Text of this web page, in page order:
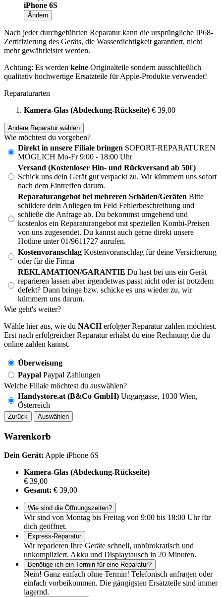
iPhone 6S
Ändern
Nach jeder durchgeführten Reparatur kann die ursprüngliche IP68-
Zertifizierung des Geräts, die Wasserdichtigkeit garantiert, nicht
mehr gewährleistet werden.
Achtung: Es werden keine Originalteile sondern ausschließlich
qualitativ hochwertige Ersatzteile für Apple-Produkte verwendet!
Reparaturarten
Kamera-Glas (Abdeckung-Rückseite) € 39,00
Andere Reparatur wählen
Wie möchtest du vorgehen?
Direkt in unsere Filiale bringen SOFORT-REPARATUREN
MÖGLICH Mo-Fr 9:00 - 18:00 Uhr
Versand (Kostenloser Hin- und Rückversand ab 50€)
Schick uns dein Gerät gut verpackt zu. Wir kümmern uns sofort
nach dem Eintreffen darum.
Reparaturangebot bei mehreren Schäden/Geräten Bitte
schildere dein Anliegen im Feld Fehlerbeschreibung und
schließe die Anfrage ab. Du bekommst umgehend und
kostenlos ein Reparaturangebot mit speziellen Kombi-Preisen
von uns zugesendet. Du kannst auch gerne direkt unsere
Hotline unter 01/9611727 anrufen.
Kostenvoranschlag Kostenvoranschlag für deine Versicherung
oder für die Firma
REKLAMATION/GARANTIE Du hast bei uns ein Gerät
reparieren lassen aber irgendetwas passt nicht oder ist trotzdem
defekt? Dann bringe bzw. schicke es uns wieder zu, wir
kümmern uns darum.
Wie geht's weiter?
Wähle hier aus, wie du NACHerfolgter Reparatur zahlen möchtest.
Erst nach erfolgreicher Reparatur erhälst du eine Rechnung die du
online zahlen kannst.
Überweisung
Paypal Paypal Zahlungen
Welche Filiale möchtest du auswählen?
Handystore.at (B&Co GmbH) Ungargasse, 1030 Wien,
Österreich
Zurück Auswählen
Warenkorb
Dein Gerät: Apple iPhone 6S
Kamera-Glas (Abdeckung-Rückseite)
€ 39,00
Gesamt: € 39,00
Wie sind die Öffnungszeiten?
Wir sind von Montag bis Freitag von 9:00 bis 18:00 Uhr für
dich geöffnet.
Express-Reparatur
Wir reparieren Ihre Geräte schnell, unbürokratisch und
unkompliziert. Akku und Displaytausch in 20 Minuten.
Benötige ich ein Termin für eine Reparatur?
Nein! Ganz einfach ohne Termin! Telefonisch anfragen oder
einfach vorbeikommen. Die gängigsten Ersatzteile sind immer
lagernd.